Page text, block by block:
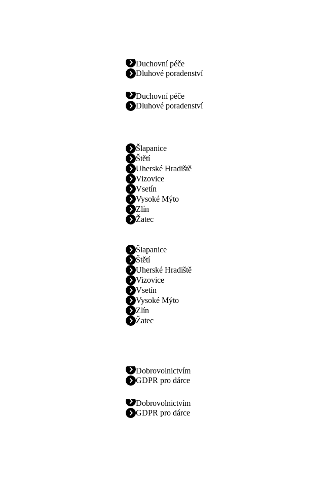
Duchovní péče
Dluhové poradenství
Duchovní péče
Dluhové poradenství
Šlapanice
Štětí
Uherské Hradiště
Vizovice
Vsetín
Vysoké Mýto
Zlín
Žatec
Šlapanice
Štětí
Uherské Hradiště
Vizovice
Vsetín
Vysoké Mýto
Zlín
Žatec
Dobrovolnictvím
GDPR pro dárce
Dobrovolnictvím
GDPR pro dárce